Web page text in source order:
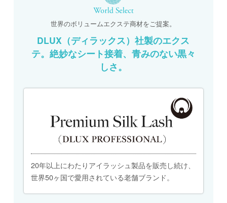
世界のボリュームエクステ商材をご提案。
DLUX（ディラックス）社製のエクス
テ。絶妙なシート接着、青みのない黒々
しさ。
20年以上にわたりアイラッシュ製品を販売し続け、
世界50ヶ国で愛用されている老舗ブランド。